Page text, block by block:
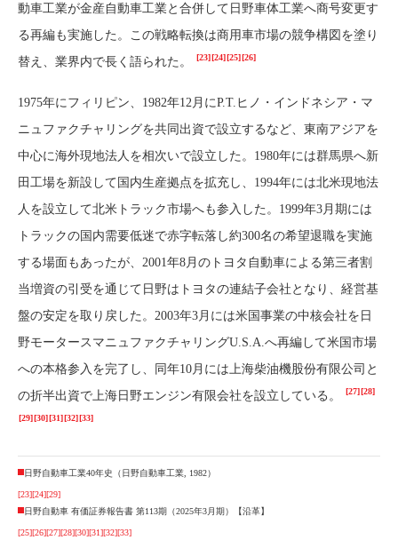
動車工業が金産自動車工業と合併して日野車体工業へ商号変更す
る再編も実施した。この戦略転換は商用車市場の競争構図を塗り
替え、業界内で長く語られた。
[23][24][25][26]
1975年にフィリピン、1982年12月にP.T.ヒノ・インドネシア・マ
ニュファクチャリングを共同出資で設立するなど、東南アジアを
中心に海外現地法人を相次いで設立した。1980年には群馬県へ新
田工場を新設して国内生産拠点を拡充し、1994年には北米現地法
人を設立して北米トラック市場へも参入した。1999年3月期には
トラックの国内需要低迷で赤字転落し約300名の希望退職を実施
する場面もあったが、2001年8月のトヨタ自動車による第三者割
当増資の引受を通じて日野はトヨタの連結子会社となり、経営基
盤の安定を取り戻した。2003年3月には米国事業の中核会社を日
野モータースマニュファクチャリングU.S.A.へ再編して米国市場
への本格参入を完了し、同年10月には上海柴油機股份有限公司と
の折半出資で上海日野エンジン有限会社を設立している。
[27][28]
[29][30][31][32][33]
日野自動車工業40年史（日野自動車工業, 1982）
[23][24][29]
日野自動車 有価証券報告書 第113期（2025年3月期）【沿革】
[25][26][27][28][30][31][32][33]